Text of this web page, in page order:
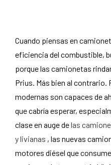
Cuando piensas en
eficiencia del combustible,
porque las camionetas
Prius. Más bien al contrario.
modernas son capaces de
que cabría esperar,
clase en auge delas
y livianas , las nuevas
motores diésel que